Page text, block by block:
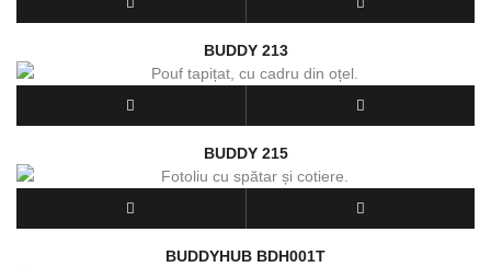
BUDDY 213
BUDDY 215
BUDDYHUB BDH001T